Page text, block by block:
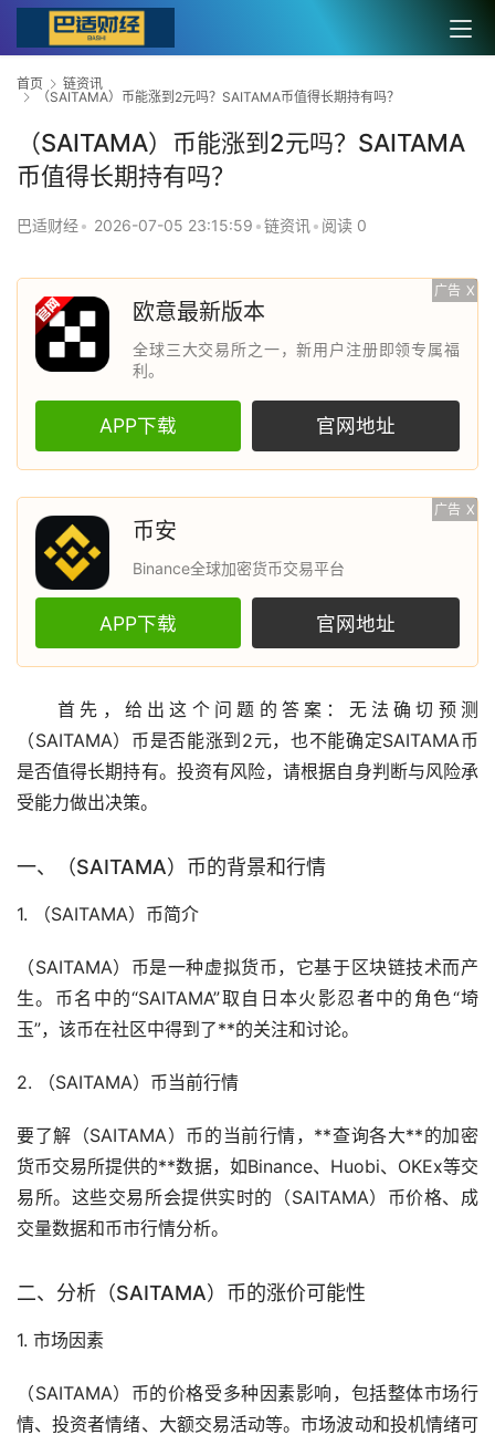
首页
链资讯
（SAITAMA）币能涨到2元吗？SAITAMA币值得长期持有吗？
（SAITAMA）币能涨到2元吗？SAITAMA
币值得长期持有吗？
巴适财经• 2026-07-05 23:15:59 •链资讯• 阅读 0
广告 X
欧意最新版本
全球三大交易所之一，新用户注册即领专属福
利。
APP下载 官网地址
广告 X
币安
Binance全球加密货币交易平台
APP下载 官网地址
首先，给出这个问题的答案：无法确切预测
（SAITAMA）币是否能涨到2元，也不能确定SAITAMA币
是否值得长期持有。投资有风险，请根据自身判断与风险承
受能力做出决策。
一、（SAITAMA）币的背景和行情
1. （SAITAMA）币简介
（SAITAMA）币是一种虚拟货币，它基于区块链技术而产
生。币名中的“SAITAMA”取自日本火影忍者中的角色“埼
玉”，该币在社区中得到了**的关注和讨论。
2. （SAITAMA）币当前行情
要了解（SAITAMA）币的当前行情，**查询各大**的加密
货币交易所提供的**数据，如Binance、Huobi、OKEx等交
易所。这些交易所会提供实时的（SAITAMA）币价格、成
交量数据和币市行情分析。
二、分析（SAITAMA）币的涨价可能性
1. 市场因素
（SAITAMA）币的价格受多种因素影响，包括整体市场行
情、投资者情绪、大额交易活动等。市场波动和投机情绪可